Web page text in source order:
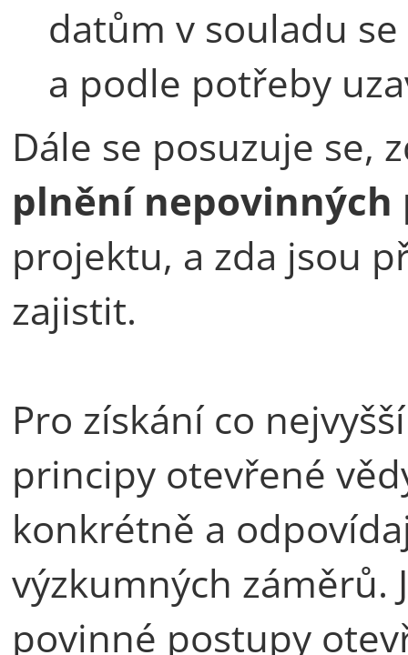
datům v souladu
a podle potřeby
Dále se posuzuje se,
plnění
projektu, a zda jsou
zajistit.
Pro získání co
principy otevřené
konkrétně a
výzkumných záměrů.
povinné postupy